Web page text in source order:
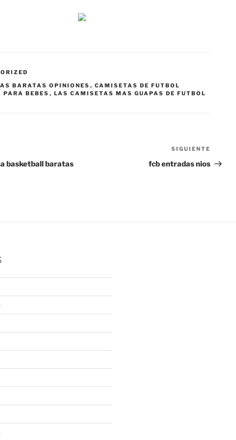
BARATAS OPINIONES , CAMISETAS DE FUTBOL
PARA BEBES , LAS CAMISETAS MAS GUAPAS DE FUTBOL
basketball baratas
entrada
SIGUIENTE
fcb entradas nios